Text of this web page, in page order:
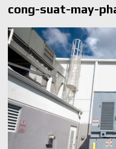
Quà cá nhân hóa:
AI trong doanh nghiệp:
Ứng dụng AI trong doanh
Ứng dụng AI cho chăm
24/7
cong-suat-may-